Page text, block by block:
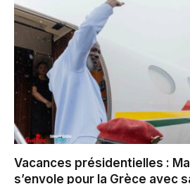
Vacances présidentielles :
s’envole pour la Grèce avec